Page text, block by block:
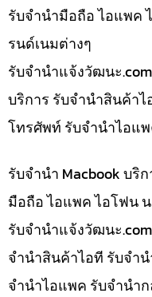
รับจำนำมือถือ ไอแพค
รนด์เนมต่างๆ
รับจํานําแจ้งวัฒนะ
บริการ รับจำนำสินค้า
โทรศัพท์ รับจำนำไอแ
รับจำนำ Macbook บริ
มือถือ ไอแพค ไอโฟน
รับจํานําแจ้งวัฒนะ
จำนำสินค้าไอที รับจำ
จำนำไอแพค รับจำนำ